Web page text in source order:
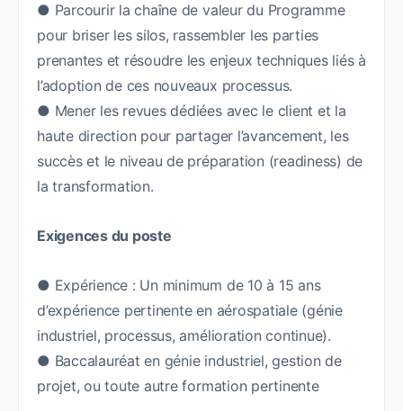
● Parcourir la chaîne de valeur du Programme
pour briser les silos, rassembler les parties
prenantes et résoudre les enjeux techniques liés à
l’adoption de ces nouveaux processus.
● Mener les revues dédiées avec le client et la
haute direction pour partager l’avancement, les
succès et le niveau de préparation (readiness) de
la transformation.
Exigences du poste
● Expérience : Un minimum de 10 à 15 ans
d’expérience pertinente en aérospatiale (génie
industriel, processus, amélioration continue).
● Baccalauréat en génie industriel, gestion de
projet, ou toute autre formation pertinente